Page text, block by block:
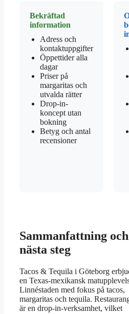
Bekräftad
information
Adress och
kontaktuppgifter
Öppettider alla
dagar
Priser på
margaritas och
utvalda rätter
Drop-in-
koncept utan
bokning
Betyg och antal
recensioner
Sammanfattning och
nästa steg
Tacos & Tequila i Göteborg
en Texas-mexikansk
Linnéstaden med fokus på tacos,
margaritas och tequila.
är en drop-in-verksamhet, vilket